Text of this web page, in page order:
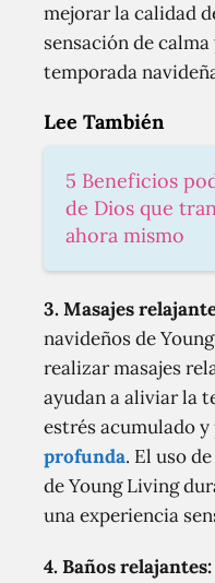
mejorar la calidad
sensación de
temporada
Lee También
5 Beneficios
de Dios que
ahora mismo
3. Masajes
navideños de
realizar masajes
ayudan a aliviar la
estrés acumulado
profunda. El uso
de Young Living
una experiencia
4. Baños relajantes: